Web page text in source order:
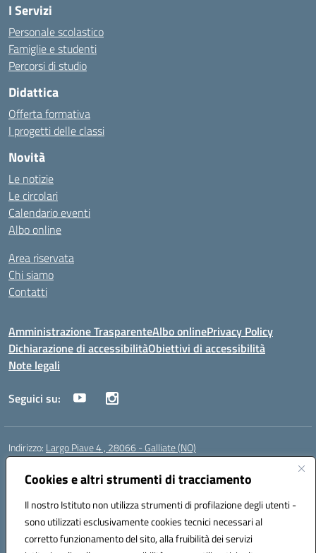
Cookies e altri strumenti di tracciamento
Il nostro Istituto non utilizza strumenti di profilazione degli utenti -
sono utilizzati esclusivamente cookies tecnici necessari al
corretto funzionamento del sito, alla fruibilità dei servizi
I Servizi
Personale scolastico
Famiglie e studenti
Percorsi di studio
Didattica
Offerta formativa
I progetti delle classi
Novità
Le notizie
Le circolari
Calendario eventi
Albo online
Area riservata
Chi siamo
Contatti
Amministrazione TrasparenteAlbo onlinePrivacy Policy
Dichiarazione di accessibilitàObiettivi di accessibilità
Note legali
Seguici su:
Indirizzo: Largo Piave 4 , 28066 - Galliate (NO)
Centralino:
Posta elettronica certificata (PEC):noic818005@pec.istruzione.it
Codice fiscale: 80012920031
Codice meccanografico:NOIC818005
Codice Indice delle Pubbliche Amministrazioni (IPA): istsc_noic818005
Codice unico di fatturazione (CUF): UF6KHS